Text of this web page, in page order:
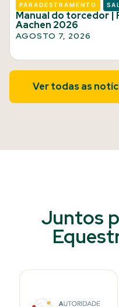
PARADESTRAMENTO
Manual do torcedor |
Aachen 2026
AGOSTO 7, 2026
Ver todas as
Juntos